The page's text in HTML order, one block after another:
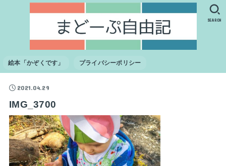
絵本「かぞくです」 プライバシーポリシー
SEARCH
2021.04.29
IMG_3700